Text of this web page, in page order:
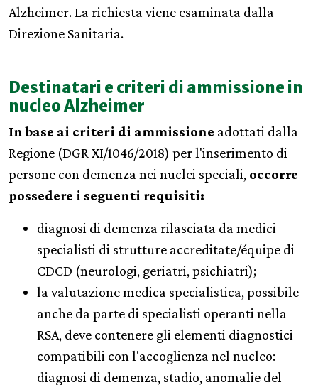
Alzheimer. La richiesta viene esaminata dalla
Direzione Sanitaria.
Destinatari e criteri di ammissione in
nucleo Alzheimer
In base ai criteri di ammissione adottati dalla
Regione (DGR XI/1046/2018) per l'inserimento di
persone con demenza nei nuclei speciali, occorre
possedere i seguenti requisiti:
diagnosi di demenza rilasciata da medici
specialisti di strutture accreditate/équipe di
CDCD (neurologi, geriatri, psichiatri);
la valutazione medica specialistica, possibile
anche da parte di specialisti operanti nella
RSA, deve contenere gli elementi diagnostici
compatibili con l'accoglienza nel nucleo:
diagnosi di demenza, stadio, anomalie del